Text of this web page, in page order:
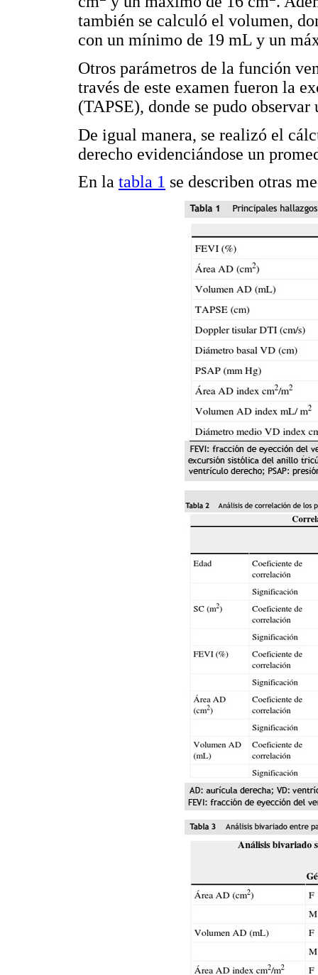
también se calculó el volumen,
con un mínimo de 19 mL y un
Otros parámetros de la función
través de este examen fueron la
(TAPSE), donde se pudo
De igual manera, se realizó el
derecho evidenciándose un
En la tabla 1 se describen otras